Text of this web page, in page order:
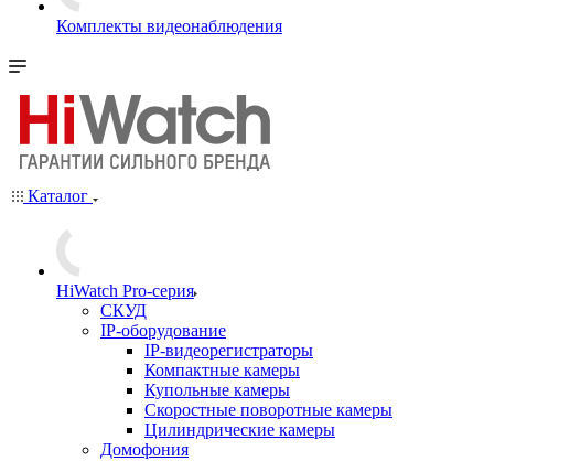
Комплекты видеонаблюдения
Каталог
HiWatch Pro-серия
CКУД
IP-оборудование
IP-видеорегистраторы
Компактные камеры
Купольные камеры
Скоростные поворотные камеры
Цилиндрические камеры
Домофония